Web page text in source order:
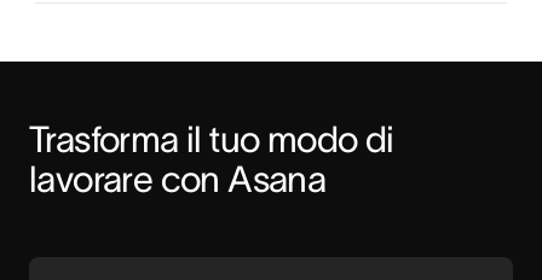
Trasforma il tuo modo di
lavorare con Asana